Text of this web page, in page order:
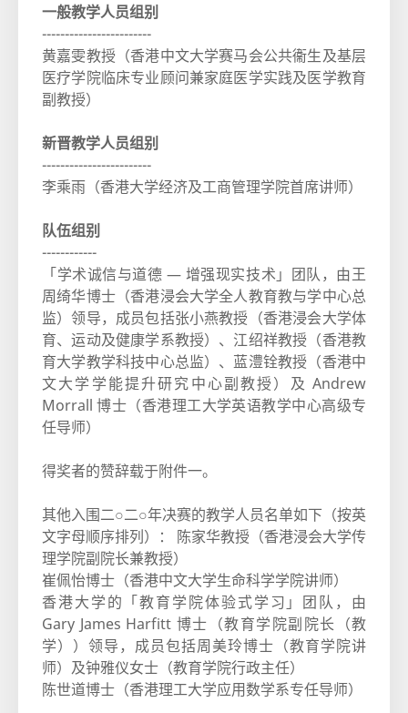
一般教学人员组别
------------------------
黄嘉雯教授（香港中文大学赛马会公共衞生及基层
医疗学院临床专业顾问兼家庭医学实践及医学教育
副教授）
新晋教学人员组别
------------------------
李乘雨（香港大学经济及工商管理学院首席讲师）
队伍组别
------------
「学术诚信与道德 ― 增强现实技术」团队，由王
周绮华博士（香港浸会大学全人教育教与学中心总
监）领导，成员包括张小燕教授（香港浸会大学体
育、运动及健康学系教授）、江绍祥教授（香港教
育大学教学科技中心总监）、蓝澧铨教授（香港中
文大学学能提升研究中心副教授）及 Andrew
Morrall 博士（香港理工大学英语教学中心高级专
任导师）
得奖者的赞辞载于附件一。
其他入围二○二○年决赛的教学人员名单如下（按英
文字母顺序排列）： 陈家华教授（香港浸会大学传
理学院副院长兼教授）
崔佩怡博士（香港中文大学生命科学学院讲师）
香港大学的「教育学院体验式学习」团队，由
Gary James Harfitt 博士（教育学院副院长（教
学））领导，成员包括周美玲博士（教育学院讲
师）及钟雅仪女士（教育学院行政主任）
陈世道博士（香港理工大学应用数学系专任导师）